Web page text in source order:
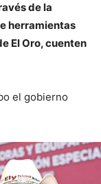
de la
herramientas
El Oro, cuenten
el gobierno